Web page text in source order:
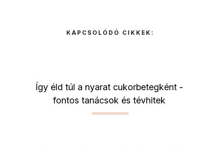
KAPCSOLÓDÓ CIKKEK:
Így éld túl a nyarat cukorbetegként -
fontos tanácsok és tévhitek